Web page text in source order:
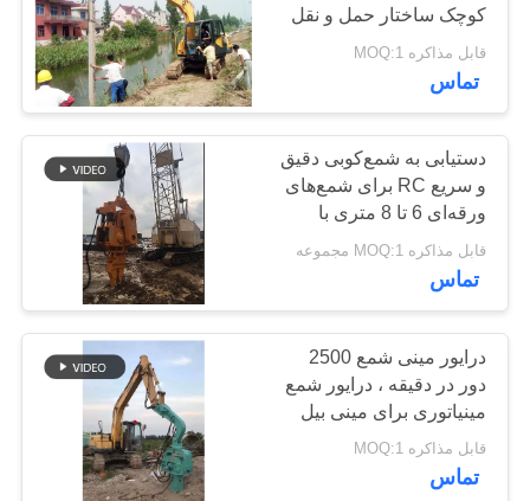
تماس
بگیرید
اخبار
موارد
درخواست
نقل قول
نقشه
سایت
کوچک ساختار حمل و نقل
مناسب
قابل مذاکره MOQ:1
تماس
دستیابی به شمع‌کوبی دقیق
و سریع RC برای شمع‌های
ورقه‌ای 6 تا 8 متری با
استفاده از بیل مکانیکی
ویلر
قابل مذاکره MOQ:1 مجموعه
تماس
درایور مینی شمع 2500
دور در دقیقه ، درایور شمع
مینیاتوری برای مینی بیل
مکانیکی
قابل مذاکره MOQ:1
تماس